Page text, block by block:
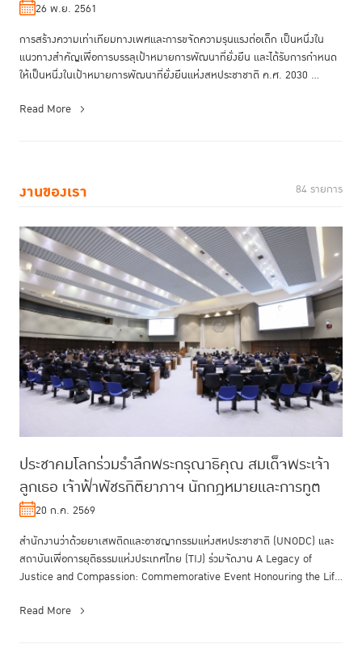
26 พ.ย. 2561
การสร้างความเท่าเทียมทางเพศและการขจัดความรุนแรงต่อเด็ก เป็นหนึ่งใน
แนวทางสำคัญเพื่อการบรรลุเป้าหมายการพัฒนาที่ยั่งยืน และได้รับการกำหนด
ให้เป็นหนึ่งในเป้าหมายการพัฒนาที่ยั่งยืนแห่งสหประชาชาติ ค.ศ. 2030 ...
Read More
งานของเรา 84 รายการ
ประชาคมโลกร่วมรำลึกพระกรุณาธิคุณ สมเด็จพระเจ้า
ลูกเธอ เจ้าฟ้าพัชรกิติยาภาฯ นักกฎหมายและการทูต
20 ก.ค. 2569
สำนักงานว่าด้วยยาเสพติดและอาชญากรรมแห่งสหประชาชาติ (UNODC) และ
สถาบันเพื่อการยุติธรรมแห่งประเทศไทย (TIJ) ร่วมจัดงาน A Legacy of
Justice and Compassion: Commemorative Event Honouring the Life
Read More